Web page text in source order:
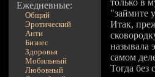
Ежедневные:
Общий
Эротический
Анти
Бизнес
Здоровья
Мобильный
Любовный
только в
"займите
Итак,
называла
самом
Тогда без